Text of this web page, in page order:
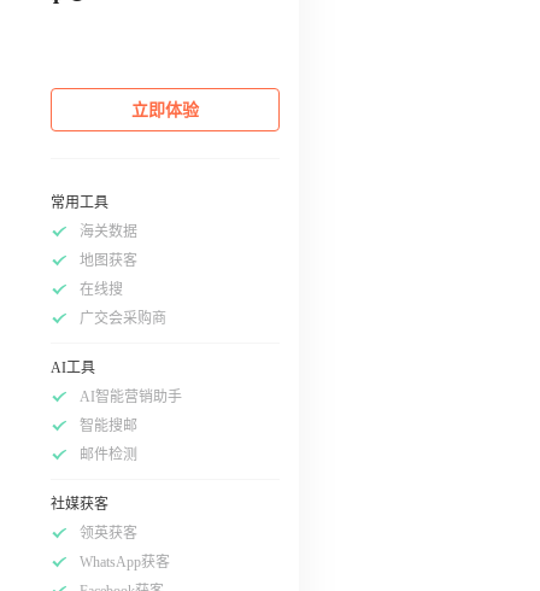
立即体验
常用工具
海关数据
地图获客
在线搜
广交会采购商
AI工具
AI智能营销助手
智能搜邮
邮件检测
社媒获客
领英获客
WhatsApp获客